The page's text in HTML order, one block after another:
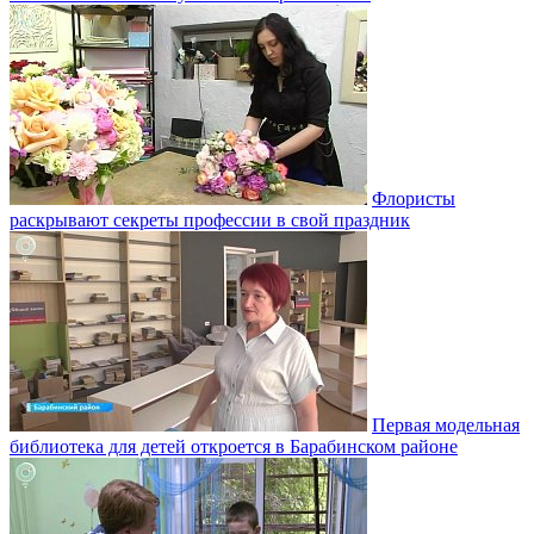
Флористы
раскрывают секреты профессии в свой праздник
Первая модельная
библиотека для детей откроется в Барабинском районе